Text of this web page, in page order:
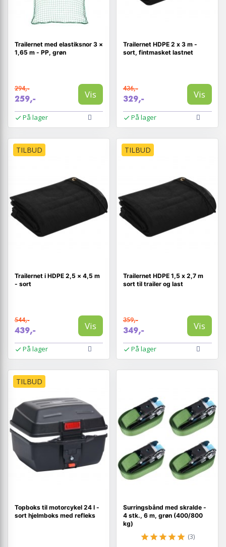
Trailernet med elastiksnor 3 ×
1,65 m - PP, grøn
294,-
259,- Vis
På lager
Trailernet HDPE 2 x 3 m -
sort, fintmasket lastnet
436,-
329,- Vis
På lager
TILBUD
Trailernet i HDPE 2,5 × 4,5 m
- sort
544,-
439,- Vis
På lager
TILBUD
Trailernet HDPE 1,5 x 2,7 m
sort til trailer og last
359,-
349,- Vis
På lager
TILBUD
Topboks til motorcykel 24 l -
sort hjelmboks med refleks
Surringsbånd med skralde -
4 stk., 6 m, grøn (400/800
kg)
(3)